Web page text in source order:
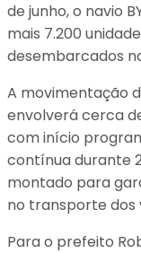
de junho, o navio
mais 7.200
desembarcados
A movimentação
envolverá cerca
com início
contínua durante
montado para
no transporte dos
Para o prefeito